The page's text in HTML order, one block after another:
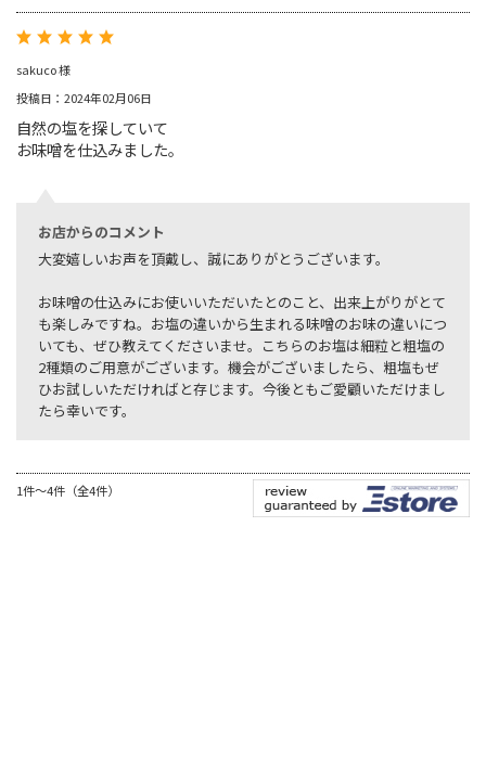
sakuco 様
投稿日：2024年02月06日
自然の塩を探していて
お味噌を仕込みました。
お店からのコメント
大変嬉しいお声を頂戴し、誠にありがとうございます。
お味噌の仕込みにお使いいただいたとのこと、出来上がりがとて
も楽しみですね。お塩の違いから生まれる味噌のお味の違いにつ
いても、ぜひ教えてくださいませ。こちらのお塩は細粒と粗塩の
2種類のご用意がございます。機会がございましたら、粗塩もぜ
ひお試しいただければと存じます。今後ともご愛顧いただけまし
たら幸いです。
1件～4件（全4件）